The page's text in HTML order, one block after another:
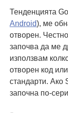
Тенденцията
Android), ме
отворен.
започва да ме
използвам
отворен код
стандарти.
започна по-